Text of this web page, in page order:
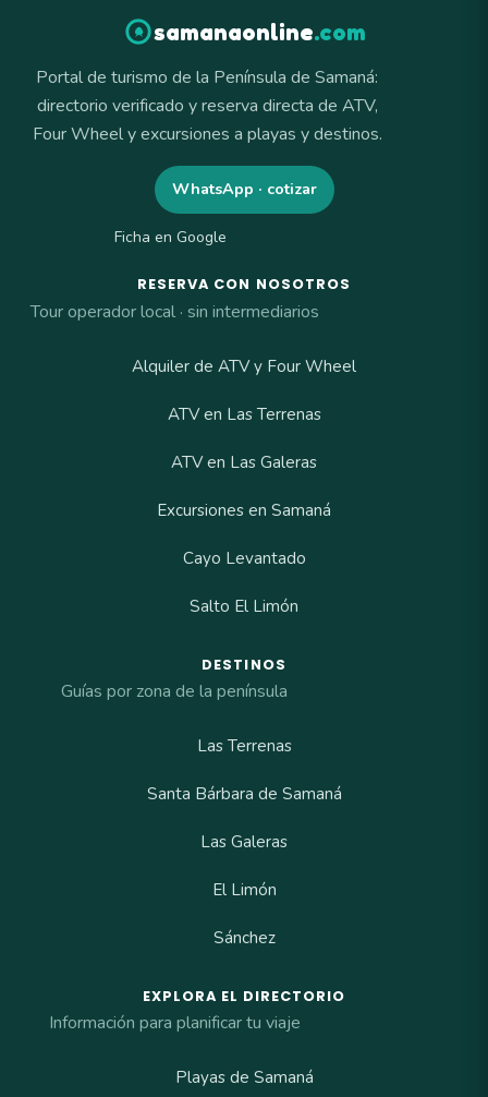
samanaonline.com
Portal de turismo de la Península de Samaná:
directorio verificado y reserva directa de ATV,
Four Wheel y excursiones a playas y destinos.
WhatsApp · cotizar
Ficha en Google
RESERVA CON NOSOTROS
Tour operador local · sin intermediarios
Alquiler de ATV y Four Wheel
ATV en Las Terrenas
ATV en Las Galeras
Excursiones en Samaná
Cayo Levantado
Salto El Limón
DESTINOS
Guías por zona de la península
Las Terrenas
Santa Bárbara de Samaná
Las Galeras
El Limón
Sánchez
EXPLORA EL DIRECTORIO
Información para planificar tu viaje
Playas de Samaná